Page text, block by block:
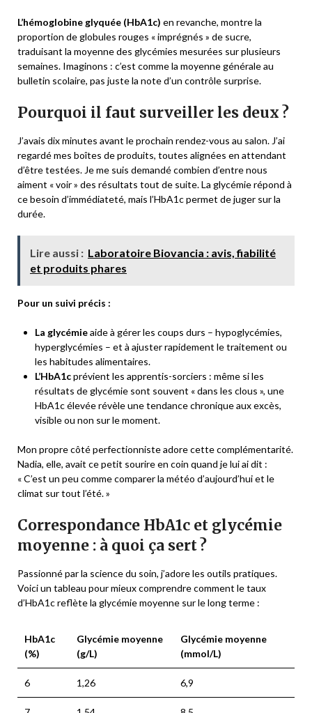
L’hémoglobine glyquée (HbA1c) en revanche, montre la
proportion de globules rouges « imprégnés » de sucre,
traduisant la moyenne des glycémies mesurées sur plusieurs
semaines. Imaginons : c’est comme la moyenne générale au
bulletin scolaire, pas juste la note d’un contrôle surprise.
Pourquoi il faut surveiller les deux ?
J’avais dix minutes avant le prochain rendez-vous au salon. J’ai
regardé mes boîtes de produits, toutes alignées en attendant
d’être testées. Je me suis demandé combien d’entre nous
aiment « voir » des résultats tout de suite. La glycémie répond à
ce besoin d’immédiateté, mais l’HbA1c permet de juger sur la
durée.
Lire aussi : Laboratoire Biovancia : avis, fiabilité
et produits phares
Pour un suivi précis :
La glycémieaide à gérer les coups durs – hypoglycémies,
hyperglycémies – et à ajuster rapidement le traitement ou
les habitudes alimentaires.
L’HbA1cprévient les apprentis-sorciers : même si les
résultats de glycémie sont souvent « dans les clous », une
HbA1c élevée révèle une tendance chronique aux excès,
visible ou non sur le moment.
Mon propre côté perfectionniste adore cette complémentarité.
Nadia, elle, avait ce petit sourire en coin quand je lui ai dit :
« C’est un peu comme comparer la météo d’aujourd’hui et le
climat sur tout l’été. »
Correspondance HbA1c et glycémie
moyenne : à quoi ça sert ?
Passionné par la science du soin, j’adore les outils pratiques.
Voici un tableau pour mieux comprendre comment le taux
d’HbA1c reflète la glycémie moyenne sur le long terme :
HbA1c
(%)
Glycémie moyenne
(g/L)
Glycémie moyenne
(mmol/L)
6 1,26 6,9